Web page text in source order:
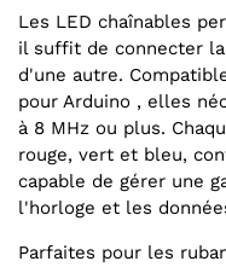
Les LED chaînables
il suffit de connecter
d'une autre.
pour Arduino , elles
à 8 MHz ou plus.
rouge, vert et bleu,
capable de gérer une
l'horloge et les
Parfaites pour les